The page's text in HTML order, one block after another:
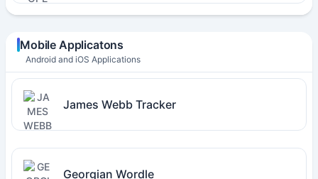
Mobile Applicatons
Android and iOS Applications
James Webb Tracker
Georgian Wordle